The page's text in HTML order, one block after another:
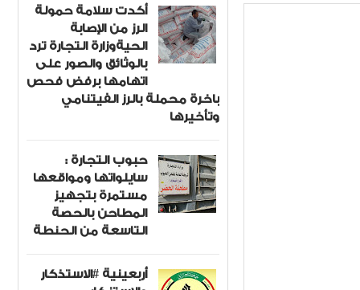
أكدت سلامة حمولة
الرز من الإصابة
الحيةوزارة التجارة ترد
بالوثائق والصور على
اتهامها برفض فحص
باخرة محملة بالرز الفيتنامي
وتأخيرها
حبوب التجارة :
سايلواتها ومواقعها
مستمرة بتجهيز
المطاحن بالحصة
التاسعة من الحنطة
أربعينية #الاستذكار